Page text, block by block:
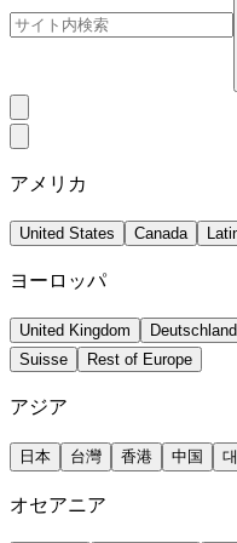
アメリカ
United States Canada
ヨーロッパ
United Kingdom Deutschland
Suisse
Rest of Europe
アジア
日本 台灣 香港 中国
オセアニア